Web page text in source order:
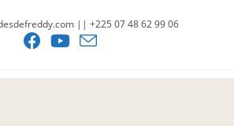
|| +225 07 48 62 99 06